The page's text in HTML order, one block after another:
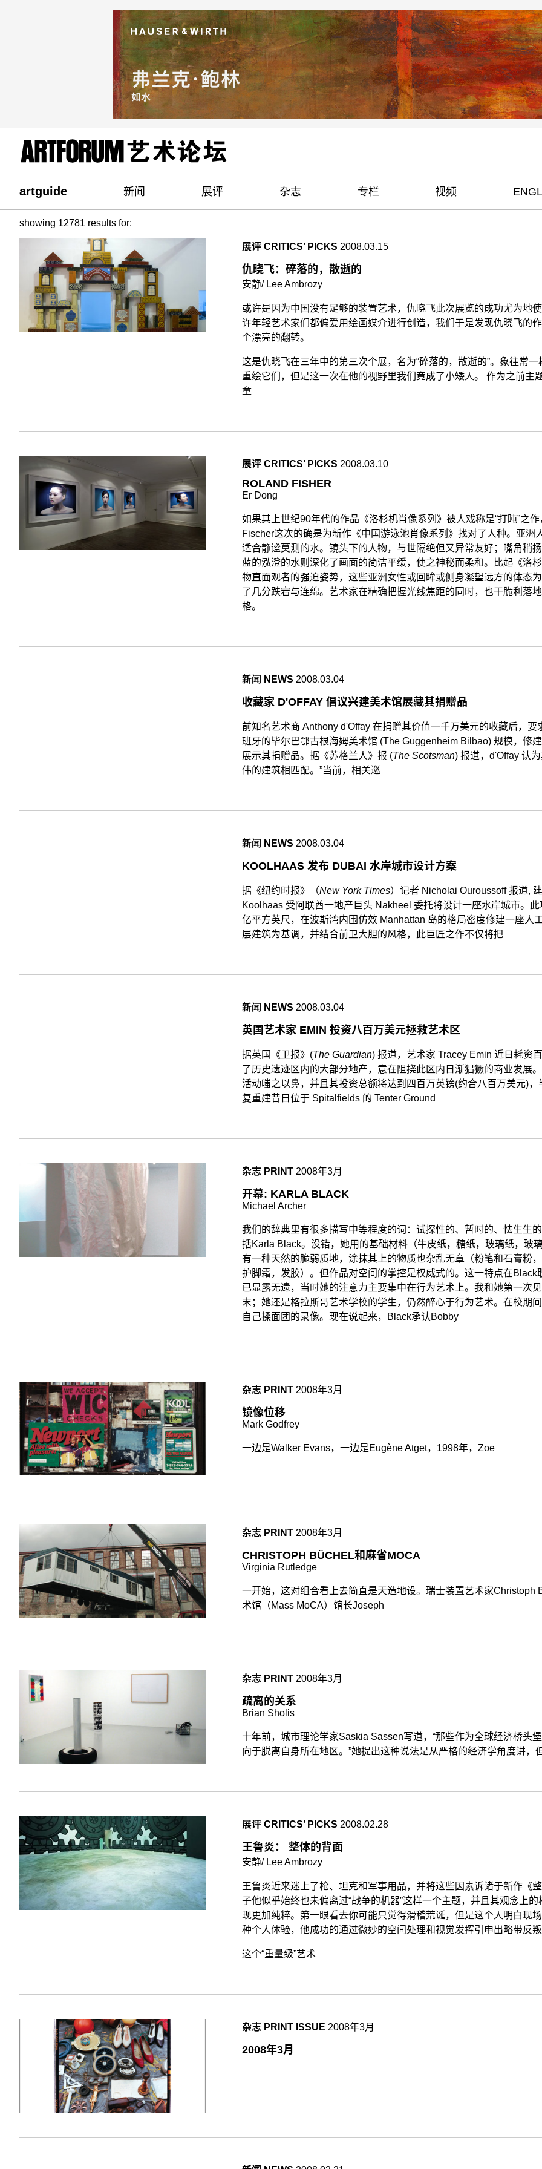
artguide 新闻 展评 杂志 专栏 视频
showing 12781 results for:
展评 CRITICS’ PICKS 2008.03.15
仇晓飞：碎落的，散逝的
安静/ Lee Ambrozy
或许是因为中国没有足够的装置艺术，仇晓飞此次展览的成功尤为地
许年轻艺术家们都偏爱用绘画媒介进行创造，我们于是发现仇晓飞的
个漂亮的翻转。
这是仇晓飞在三年中的第三次个展，名为“碎落的，散逝的”。象往常
重绘它们，但是这一次在他的视野里我们竟成了小矮人。 作为之前主
童
展评 CRITICS’ PICKS 2008.03.10
ROLAND FISHER
Er Dong
如果其上世纪90年代的作品《洛杉机肖像系列》被人戏称是“打盹”之
Fischer这次的确是为新作《中国游泳池肖像系列》找对了人种。亚洲
适合静谧莫测的水。镜头下的人物，与世隔绝但又异常友好；嘴角稍
蓝的泓澄的水则深化了画面的简洁平缓，使之神秘而柔和。比起《洛
物直面观者的强迫姿势，这些亚洲女性或回眸或侧身凝望远方的体态
了几分跌宕与连绵。艺术家在精确把握光线焦距的同时，也干脆利落
格。
新闻 NEWS 2008.03.04
收藏家 D'OFFAY 倡议兴建美术馆展藏其捐赠品
前知名艺术商 Anthony d'Offay 在捐赠其价值一千万美元的收藏后，要
班牙的毕尔巴鄂古根海姆美术馆 (The Guggenheim Bilbao) 规模，修
展示其捐赠品。据《苏格兰人》报 (The Scotsman) 报道，d'Offay 认
伟的建筑相匹配。”当前，相关巡
新闻 NEWS 2008.03.04
KOOLHAAS 发布 DUBAI 水岸城市设计方案
据《纽约时报》（New York Times）记者 Nicholai Ouroussoff 报道,
Koolhaas 受阿联酋一地产巨头 Nakheel 委托将设计一座水岸城市。
亿平方英尺，在波斯湾内围仿效 Manhattan 岛的格局密度修建一座人
层建筑为基调，并结合前卫大胆的风格，此巨匠之作不仅将把
新闻 NEWS 2008.03.04
英国艺术家 EMIN 投资八百万美元拯救艺术区
据英国《卫报》(The Guardian) 报道，艺术家 Tracey Emin 近日耗资
了历史遗迹区内的大部分地产，意在阻挠此区内日渐猖獗的商业发展
活动嗤之以鼻，并且其投资总额将达到四百万英镑(约合八百万美元)，
复重建昔日位于 Spitalfields 的 Tenter Ground
杂志 PRINT 2008年3月
开幕: KARLA BLACK
Michael Archer
我们的辞典里有很多描写中等程度的词：试探性的、暂时的、怯生生
括Karla Black。没错，她用的基础材料（牛皮纸，糖纸，玻璃纸，玻
有一种天然的脆弱质地，涂抹其上的物质也杂乱无章（粉笔和石膏粉，
护脚霜，发胶）。但作品对空间的掌控是权威式的。这一特点在Black
已显露无遗，当时她的注意力主要集中在行为艺术上。我和她第一次
末；她还是格拉斯哥艺术学校的学生，仍然醉心于行为艺术。在校期
自己揉面团的录像。现在说起来，Black承认Bobby
杂志 PRINT 2008年3月
镜像位移
Mark Godfrey
一边是Walker Evans，一边是Eugène Atget，1998年，Zoe
杂志 PRINT 2008年3月
CHRISTOPH BÜCHEL和麻省MOCA
Virginia Rutledge
一开始，这对组合看上去简直是天造地设。瑞士装置艺术家Christoph
术馆（Mass MoCA）馆长Joseph
杂志 PRINT 2008年3月
疏离的关系
Brian Sholis
十年前，城市理论学家Saskia Sassen写道，“那些作为全球经济桥头
向于脱离自身所在地区。”她提出这种说法是从严格的经济学角度讲，
展评 CRITICS’ PICKS 2008.02.28
王鲁炎： 整体的背面
安静/ Lee Ambrozy
王鲁炎近来迷上了枪、坦克和军事用品，并将这些因素诉诸于新作《
子他似乎始终也未偏离过“战争的机器”这样一个主题，并且其观念上
现更加纯粹。第一眼看去你可能只觉得滑稽荒诞，但是这个人明白现
种个人体验，他成功的通过微妙的空间处理和视觉发挥引申出略带反叛
这个“重量级”艺术
杂志 PRINT ISSUE 2008年3月
2008年3月